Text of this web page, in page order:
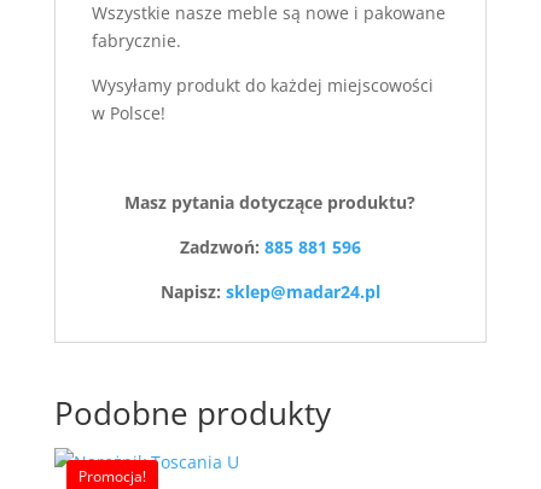
Wszystkie nasze meble są nowe i pakowane
fabrycznie.
Wysyłamy produkt do każdej miejscowości
w Polsce!
Masz pytania dotyczące produktu?
Zadzwoń: 885 881 596
Napisz: sklep@madar24.pl
Podobne produkty
Promocja!